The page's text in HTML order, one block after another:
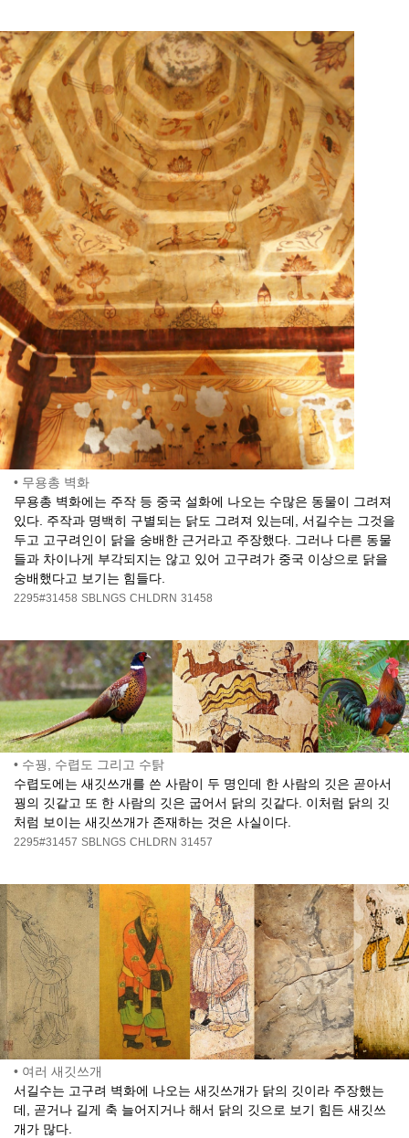
• 무용총 벽화
무용총 벽화에는 주작 등 중국 설화에 나오는 수많은 동물이 그려져
있다. 주작과 명백히 구별되는 닭도 그려져 있는데, 서길수는 그것을
두고 고구려인이 닭을 숭배한 근거라고 주장했다. 그러나 다른 동물
들과 차이나게 부각되지는 않고 있어 고구려가 중국 이상으로 닭을
숭배했다고 보기는 힘들다.
2295#31458 SBLNGS CHLDRN 31458
• 수꿩, 수렵도 그리고 수탉
수렵도에는 새깃쓰개를 쓴 사람이 두 명인데 한 사람의 깃은 곧아서
꿩의 깃같고 또 한 사람의 깃은 굽어서 닭의 깃같다. 이처럼 닭의 깃
처럼 보이는 새깃쓰개가 존재하는 것은 사실이다.
2295#31457 SBLNGS CHLDRN 31457
• 여러 새깃쓰개
서길수는 고구려 벽화에 나오는 새깃쓰개가 닭의 깃이라 주장했는
데, 곧거나 길게 축 늘어지거나 해서 닭의 깃으로 보기 힘든 새깃쓰
개가 많다.